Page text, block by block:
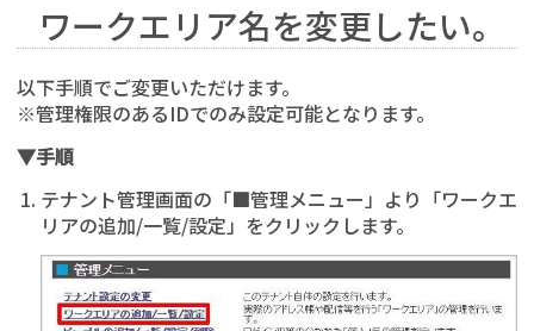
ワークエリア名を変更したい。
以下手順でご変更いただけます。
※管理権限のあるIDでのみ設定可能となります。
▼手順
テナント管理画面の「■管理メニュー」より「ワークエ
リアの追加/一覧/設定」をクリックします。